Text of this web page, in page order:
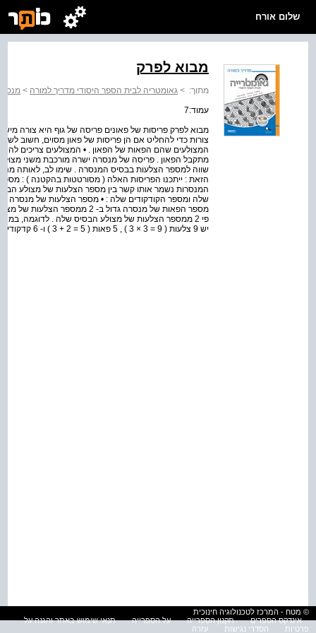
שלום אורח
מבוא לפרק
מתוך: > גאומטריה לבית הספר היסודי מדריך למורה >
עמוד:7
מבוא לפרק פריסות של פאונים פריסה של גוף היא צורה
צורות כדי להחליט אם הן פריסות של פאון מסוים, חשוב
המצולעים שהם הפאות של הפאון . • המצולעים צריכים
מתקבל הפאון . פריסה של מנסרה ישרה מורכבת משני
שווה למספר הצלעות בבסיס המנסרה . שימו לב, לאותה
הזאת : ייתכנו הפריסות האלה ( מסורטטות בהקטנה ) :
המנסרות נשמר אותו קשר בין מספר הצלעות של מצולע
מספר הפאות של מנסרה גדול ב- 2
יש 9 צלעות ( 9 = 3 × 3 ) , 5 פאות ( 5 = 2 + 3 ) ו- 6 קדקודים ( 6 = 2 × 3 ) . 7
© מטח - המרכז לטכנולוגיה חינוכית
אינדקס הספרים
תקנון הספרייה על הספרייה
תנאי שימוש באתר והגנה על
פרטיות
הסדרי נגישות עזרה